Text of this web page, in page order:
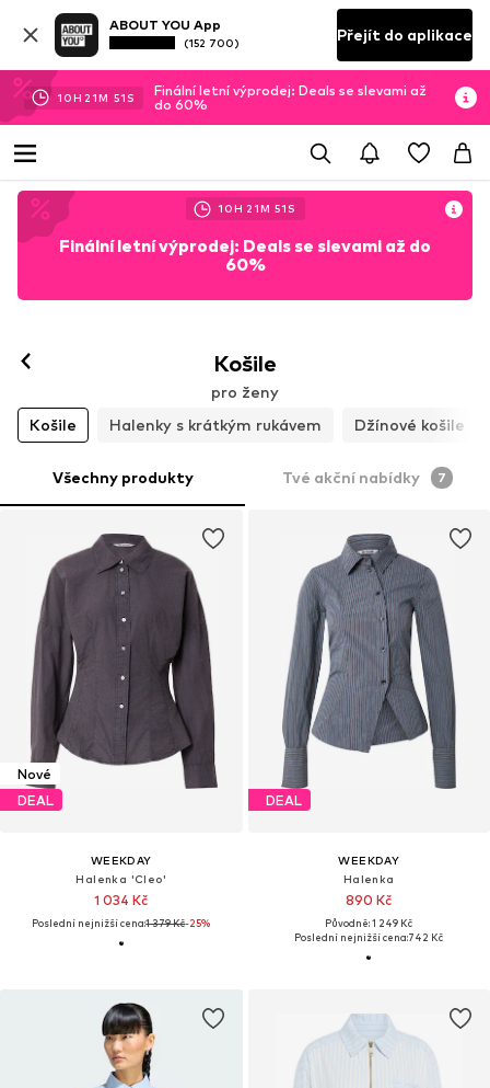
ABOUT YOU App
(152 700) Přejít do aplikace
10H 21M 50 S
Finální letní výprodej: Deals se slevami až
do 60%
10H 21M 50S
Finální letní výprodej: Deals se slevami až do
60%
Košile
pro ženy
Košile
Halenky s krátkým rukávem Džínové košile
Všechny produkty Tvé akční nabídky 7
Nové
DEAL
WEEKDAY
Halenka 'Cleo'
1 034 Kč
Poslední nejnižší cena:1 379 Kč-25%
DEAL
WEEKDAY
Halenka
890 Kč
Původně: 1 249 Kč
Poslední nejnižší cena:742 Kč